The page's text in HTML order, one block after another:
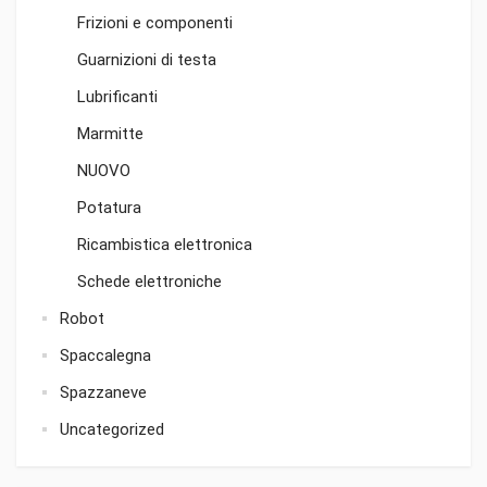
Frizioni e componenti
Guarnizioni di testa
Lubrificanti
Marmitte
NUOVO
Potatura
Ricambistica elettronica
Schede elettroniche
Robot
Spaccalegna
Spazzaneve
Uncategorized